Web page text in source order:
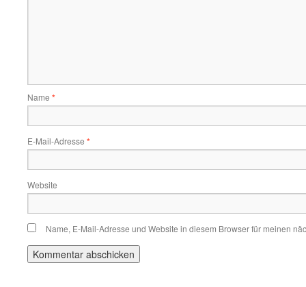
Name *
E-Mail-Adresse *
Website
Name, E-Mail-Adresse und Website in diesem Browser für meinen